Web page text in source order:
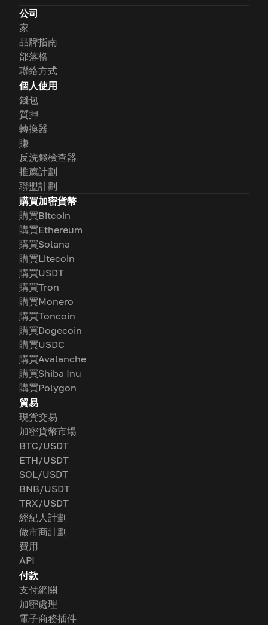
公司
家
品牌指南
部落格
聯絡方式
個人使用
錢包
質押
轉換器
賺
反洗錢檢查器
推薦計劃
聯盟計劃
購買加密貨幣
購買Bitcoin
購買Ethereum
購買Solana
購買Litecoin
購買USDT
購買Tron
購買Monero
購買Toncoin
購買Dogecoin
購買USDC
購買Avalanche
購買Shiba Inu
購買Polygon
貿易
現貨交易
加密貨幣市場
BTC/USDT
ETH/USDT
SOL/USDT
BNB/USDT
TRX/USDT
經紀人計劃
做市商計劃
費用
API
付款
支付網關
加密處理
電子商務插件